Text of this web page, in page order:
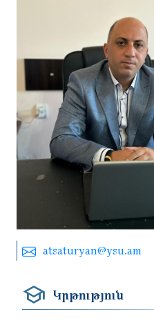
atsaturyan@ysu.am
Կրթություն